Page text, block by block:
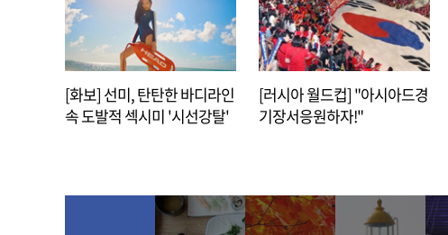
[화보] 선미, 탄탄한 바디라인
속 도발적 섹시미 '시선강탈'
[러시아 월드컵] "아시아드경
기장서응원하자!"